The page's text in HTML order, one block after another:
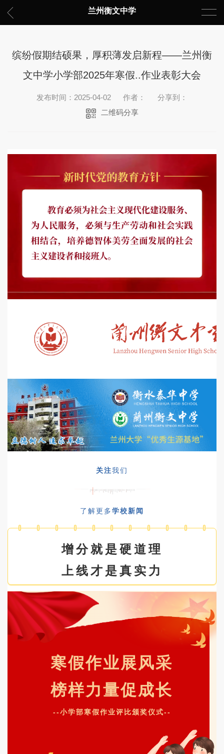
兰州衡文中学
缤纷假期结硕果，厚积薄发启新程——兰州衡
文中学小学部2025年寒假..作业表彰大会
发布时间：2025-04-02 作者：
分享到：
二维码分享
关注我们
了解更多学校新闻
增分就是硬道理
上线才是真实力
寒假作业展风采
榜样力量促成长
--小学部寒假作业评比颁奖仪式--